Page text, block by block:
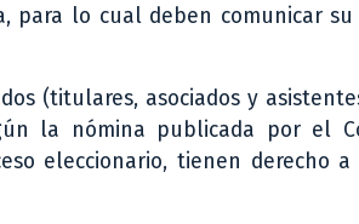
para lo cual deben comunicar
(titulares, asociados y
la nómina publicada por el
eleccionario, tienen derecho